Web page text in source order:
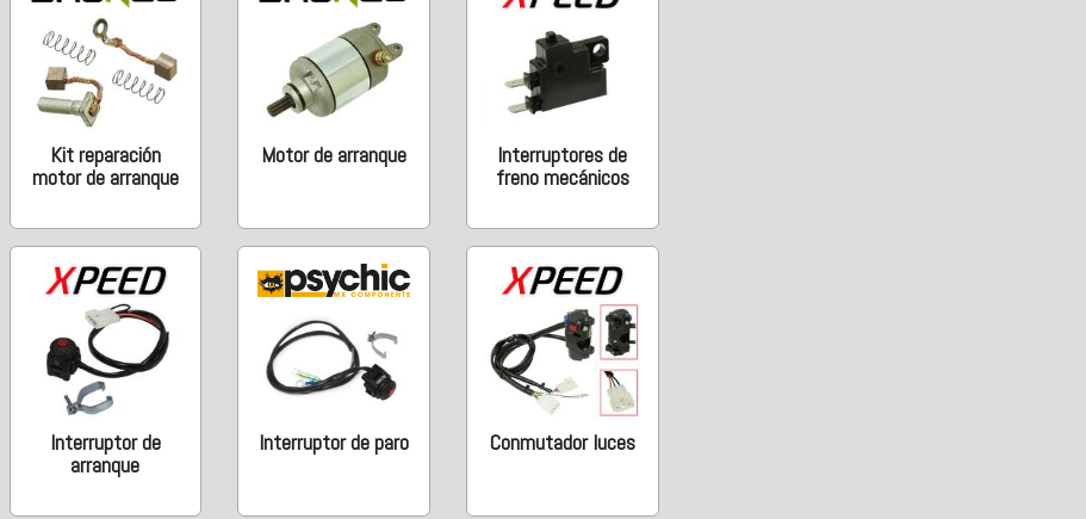
Kit reparación
motor de arranque
Motor de arranque
Interruptores de
freno mecánicos
Interruptor de
arranque
Interruptor de paro Conmutador luces